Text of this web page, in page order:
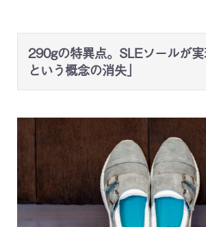
290gの特異点。SLEソールが
という概念の消失」